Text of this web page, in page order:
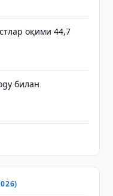
оқими 44,7
билан